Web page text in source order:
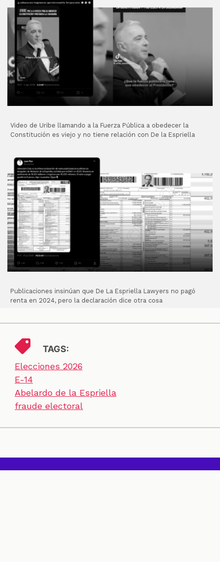
Video de Uribe llamando a la Fuerza Pública a obedecer la
Constitución es viejo y no tiene relación con De la Espriella
Publicaciones insinúan que De La Espriella Lawyers no pagó
renta en 2024, pero la declaración dice otra cosa
TAGS:
Elecciones 2026
E-14
Abelardo de la Espriella
fraude electoral